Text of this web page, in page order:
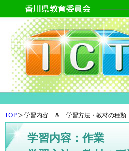
TOP 学習内容 ＆ 学習方法・教材の種
学習内容：作業